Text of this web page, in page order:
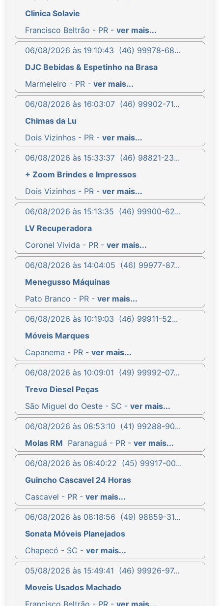
Clinica Solavie
Francisco Beltrão - PR - ver mais...
06/08/2026 às 19:10:43 (46) 99978-68...
DJC Bebidas & Espetinho na Brasa
Marmeleiro - PR - ver mais...
06/08/2026 às 16:03:07 (46) 99902-71...
Chimas da Lu
Dois Vizinhos - PR - ver mais...
06/08/2026 às 15:33:37 (46) 98821-23...
+ Zoom Brindes e Impressos
Dois Vizinhos - PR - ver mais...
06/08/2026 às 15:13:35 (46) 99900-62...
LV Recuperadora
Coronel Vivida - PR - ver mais...
06/08/2026 às 14:04:05 (46) 99977-87...
Menegusso Máquinas
Pato Branco - PR - ver mais...
06/08/2026 às 10:19:03 (46) 99911-52...
Móveis Marques
Capanema - PR - ver mais...
06/08/2026 às 10:09:01 (49) 99992-07...
Trevo Diesel Peças
São Miguel do Oeste - SC - ver mais...
06/08/2026 às 08:53:10 (41) 99288-90...
Molas RM Paranaguá - PR - ver mais...
06/08/2026 às 08:40:22 (45) 99917-00...
Guincho Cascavel 24 Horas
Cascavel - PR - ver mais...
06/08/2026 às 08:18:56 (49) 98859-31...
Sonata Móveis Planejados
Chapecó - SC - ver mais...
05/08/2026 às 15:49:41 (46) 99926-97...
Moveis Usados Machado